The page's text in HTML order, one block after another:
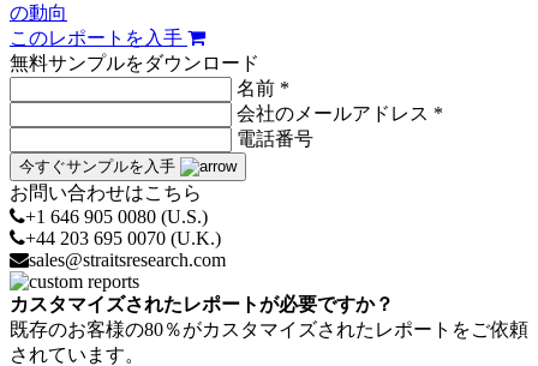
の動向
このレポートを入手
無料サンプルをダウンロード
名前 *
会社のメールアドレス *
電話番号
今すぐサンプルを入手
お問い合わせはこちら
+1 646 905 0080 (U.S.)
+44 203 695 0070 (U.K.)
sales@straitsresearch.com
カスタマイズされたレポートが必要ですか？
既存のお客様の80％がカスタマイズされたレポートをご依頼
されています。